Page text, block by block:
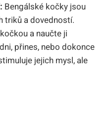
Bengálské⁣ kočky jsou
triků ​a dovedností.
a naučte ji
přines, nebo dokonce
⁤jejich mysl, ale